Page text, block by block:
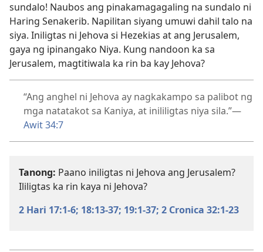
sundalo! Naubos ang pinakamagagaling na sundalo ni
Haring Senakerib. Napilitan siyang umuwi dahil talo na
siya. Iniligtas ni Jehova si Hezekias at ang Jerusalem,
gaya ng ipinangako Niya. Kung nandoon ka sa
Jerusalem, magtitiwala ka rin ba kay Jehova?
“Ang anghel ni Jehova ay nagkakampo sa palibot ng
mga natatakot sa Kaniya, at inililigtas niya sila.”​—
Awit 34:7
Tanong: Paano iniligtas ni Jehova ang Jerusalem?
Ililigtas ka rin kaya ni Jehova?
2 Hari 17:1-6; 18:13-37; 19:1-37; 2 Cronica 32:1-23